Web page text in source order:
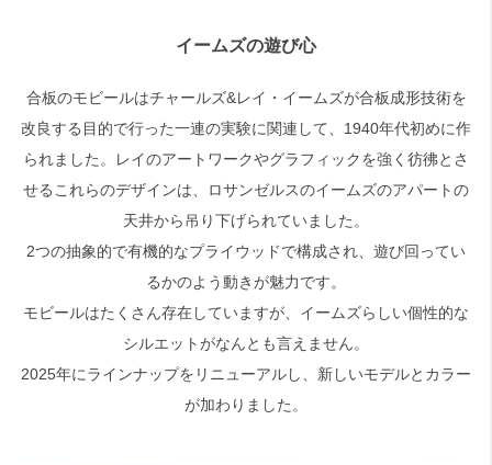
イームズの遊び心
合板のモビールはチャールズ&レイ・イームズが合板成形技術を
改良する目的で行った一連の実験に関連して、1940年代初めに作
られました。レイのアートワークやグラフィックを強く彷彿とさ
せるこれらのデザインは、ロサンゼルスのイームズのアパートの
天井から吊り下げられていました。
2つの抽象的で有機的なプライウッドで構成され、遊び回ってい
るかのよう動きが魅力です。
モビールはたくさん存在していますが、イームズらしい個性的な
シルエットがなんとも言えません。
2025年にラインナップをリニューアルし、新しいモデルとカラー
が加わりました。